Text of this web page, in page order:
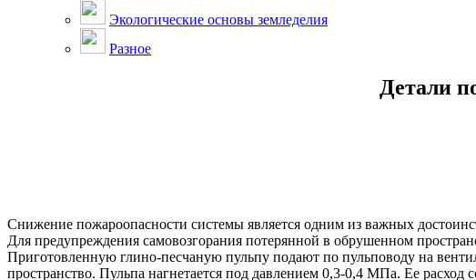
Экологические основы земледелия
Разное
Детали
Снижение пожароопасности системы является одним из важных
Для предупреждения самовозгорания потерянной в обрушенном
Приготовленную глино-песчаную пульпу подают по пульповоду на
пространство. Пульпа нагнетается под давлением 0,3-0,4 МПа. Ее расход